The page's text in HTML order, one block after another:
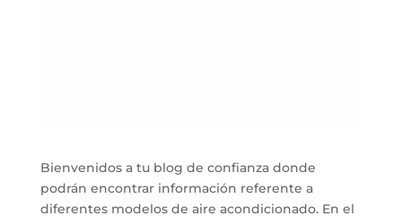
Bienvenidos a tu blog de confianza donde
podrán encontrar información referente a
diferentes modelos de aire acondicionado. En el